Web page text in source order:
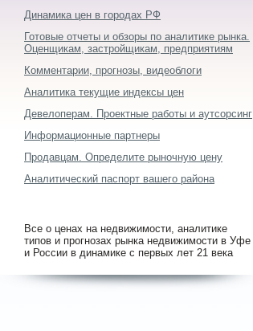
Динамика цен в городах РФ
Готовые отчеты и обзоры по аналитике рынка.
Оценщикам, застройщикам, предприятиям
Комментарии, прогнозы, видеоблоги
Аналитика текущие индексы цен
Девелоперам. Проектные работы и аутсорсинг
Информационные партнеры
Продавцам. Определите рыночную цену
Аналитический паспорт вашего района
Все о ценах на недвижимости, аналитике
типов и прогнозах рынка недвижимости в Уфе
и России в динамике с первых лет 21 века